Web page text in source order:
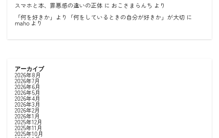
スマホと本、罪悪感の違いの正体 に おこさまらんち より
「何を好きか」より「何をしているときの自分が好きか」が大切 に
mahoより
アーカイブ
2026年8月
2026年7月
2026年6月
2026年5月
2026年4月
2026年3月
2026年2月
2026年1月
2025年12月
2025年11月
2025年10月